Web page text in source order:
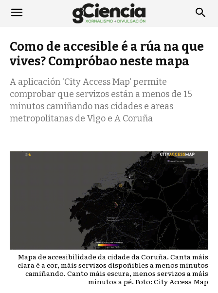
Como de accesible é a rúa na que
vives? Compróbao neste mapa
A aplicación 'City Access Map' permite
comprobar que servizos están a menos de 15
minutos camiñando nas cidades e areas
metropolitanas de Vigo e A Coruña
Mapa de accesibilidade da cidade da Coruña. Canta máis
clara é a cor, máis servizos dispoñibles a menos minutos
camiñando. Canto máis escura, menos servizos a máis
minutos a pé. Foto: City Access Map